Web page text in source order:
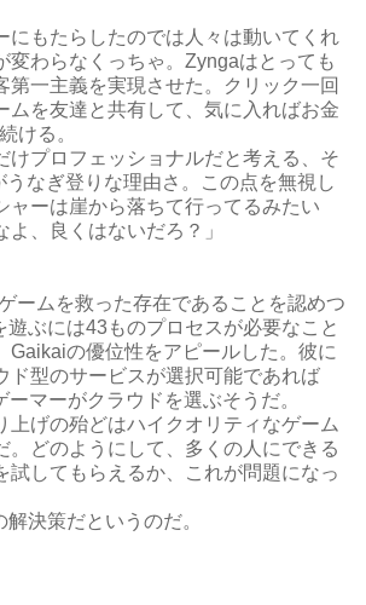
にもたらしたのでは人々は動いてくれ
変わらなくっちゃ。Zyngaはとっても
第一主義を実現させた。クリック一回
ムを友達と共有して、気に入ればお金
ける。
けプロフェッショナルだと考える、そ
なぎ登りな理由さ。この点を無視し
ャーは崖から落ちて行ってるみたい
、良くはないだろ？」
ームを救った存在であることを認めつ
遊ぶには43ものプロセスが必要なこと
Gaikaiの優位性をアピールした。彼に
ド型のサービスが選択可能であれば
マーがクラウドを選ぶそうだ。
上げの殆どはハイクオリティなゲーム
。どのようにして、多くの人にできる
試してもらえるか、これが問題になっ
決策だというのだ。